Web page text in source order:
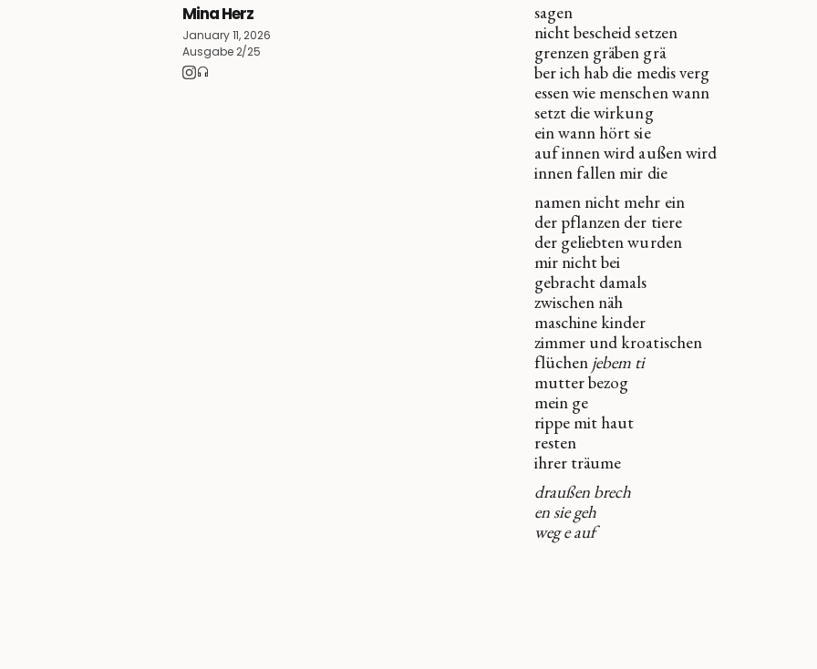
Mina Herz
January 11, 2026
Ausgabe 2/25
sagen
nicht bescheid setzen
grenzen gräben grä
ber ich hab die medis verg
essen wie menschen wann
setzt die wirkung
ein wann hört sie
auf innen wird außen wird
innen fallen mir die
namen nicht mehr ein
der pflanzen der tiere
der geliebten wurden
mir nicht bei
gebracht damals
zwischen näh
maschine kinder
zimmer und kroatischen
flüchen jebem ti
mutter bezog
mein ge
rippe mit haut
resten
ihrer träume
draußen brech
en sie geh
weg e auf